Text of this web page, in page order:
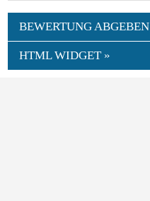
BEWERTUNG ABGEBEN
HTML WIDGET »